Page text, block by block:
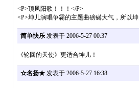
<P>顶凤阳歌！！！</P>
<P>坤儿演唱争霸的主题曲磅礴大气，所以
简单快乐发表于 2006-5-27 00:37
《轮回的天使》更适合坤儿！
☆名扬★发表于 2006-5-27 16:38